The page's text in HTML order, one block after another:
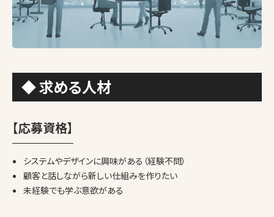
◆ 求める人材
【応募資格】
システムやデザインに興味がある（経験不問）
顧客と話しながら新しい仕組みを作りたい
未経験でも学ぶ意欲がある